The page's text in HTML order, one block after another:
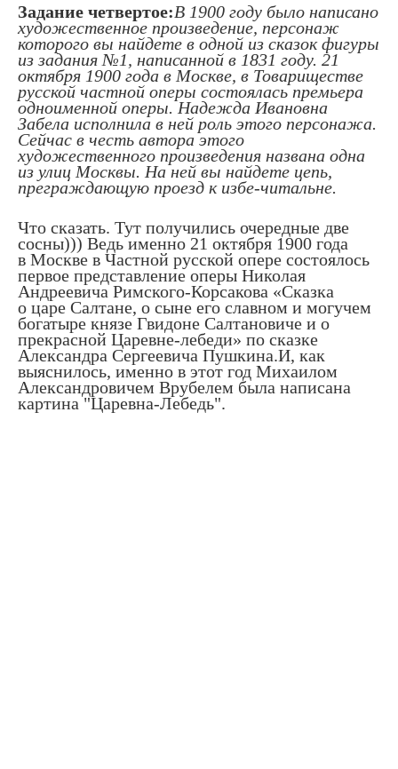
Задание четвертое:В 1900 году было написано
художественное произведение, персонаж
которого вы найдете в одной из сказок фигуры
из задания №1, написанной в 1831 году. 21
октября 1900 года в Москве, в Товариществе
русской частной оперы состоялась премьера
одноименной оперы. Надежда Ивановна
Забела исполнила в ней роль этого персонажа.
Сейчас в честь автора этого
художественного произведения названа одна
из улиц Москвы. На ней вы найдете цепь,
преграждающую проезд к избе-читальне.
Что сказать. Тут получились очередные две
сосны))) Ведь именно 21 октября 1900 года
в Москве в Частной русской опере состоялось
первое представление оперы Николая
Андреевича Римского-Корсакова «Сказка
о царе Салтане, о сыне его славном и могучем
богатыре князе Гвидоне Салтановиче и о
прекрасной Царевне-лебеди» по сказке
Александра Сергеевича Пушкина.И, как
выяснилось, именно в этот год Михаилом
Александровичем Врубелем была написана
картина "Царевна-Лебедь".